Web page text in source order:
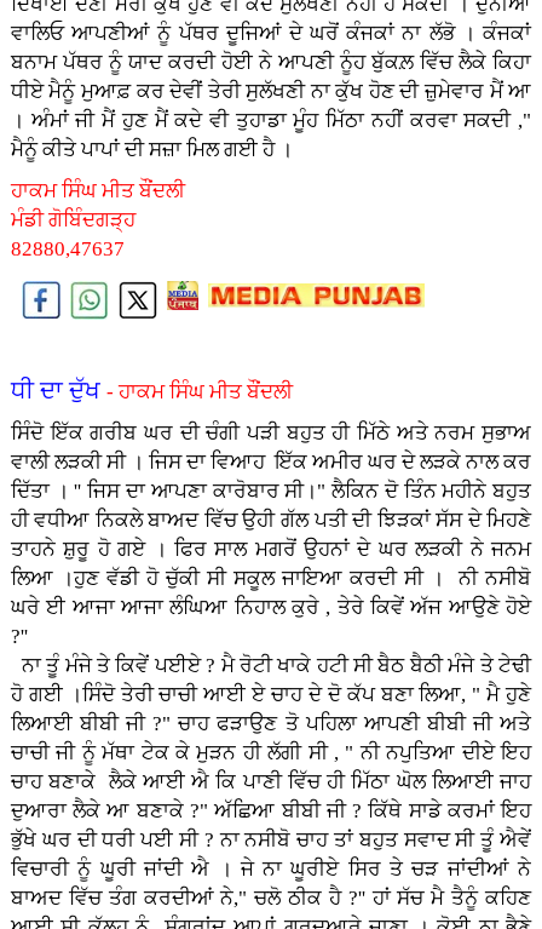
ਵਾਲਿਓ ਆਪਣੀਆਂ ਨੂੰ ਪੱਥਰ ਦੂਜਿਆਂ ਦੇ ਘਰੋਂ ਕੰਜਕਾਂ ਨਾ ਲੱਭੋ । ਕੰਜਕਾਂ
ਬਨਾਮ ਪੱਥਰ ਨੂੰ ਯਾਦ ਕਰਦੀ ਹੋਈ ਨੇ ਆਪਣੀ ਨੂੰਹ ਬੁੱਕਲ਼ ਵਿੱਚ ਲੈਕੇ ਕਿਹਾ
ਧੀਏ ਮੈਨੂੰ ਮੁਆਫ਼ ਕਰ ਦੇਵੀਂ ਤੇਰੀ ਸੁਲੱਖਣੀ ਨਾ ਕੁੱਖ ਹੋਣ ਦੀ ਜ਼ੁਮੇਵਾਰ ਮੈਂ ਆ
। ਅੰਮਾਂ ਜੀ ਮੈਂ ਹੁਣ ਮੈਂ ਕਦੇ ਵੀ ਤੁਹਾਡਾ ਮੂੰਹ ਮਿੱਠਾ ਨਹੀਂ ਕਰਵਾ ਸਕਦੀ ,"
ਮੈਨੂੰ ਕੀਤੇ ਪਾਪਾਂ ਦੀ ਸਜ਼ਾ ਮਿਲ ਗਈ ਹੈ ।
ਹਾਕਮ ਸਿੰਘ ਮੀਤ ਬੌਂਦਲੀ
ਮੰਡੀ ਗੋਬਿੰਦਗੜ੍ਹ
82880,47637
ਧੀ ਦਾ ਦੁੱਖ - ਹਾਕਮ ਸਿੰਘ ਮੀਤ ਬੌਂਦਲੀ
ਸਿੰਦੋ ਇੱਕ ਗਰੀਬ ਘਰ ਦੀ ਚੰਗੀ ਪੜੀ ਬਹੁਤ ਹੀ ਮਿੱਠੇ ਅਤੇ ਨਰਮ ਸੁਭਾਅ
ਵਾਲੀ ਲੜਕੀ ਸੀ । ਜਿਸ ਦਾ ਵਿਆਹ ਇੱਕ ਅਮੀਰ ਘਰ ਦੇ ਲੜਕੇ ਨਾਲ ਕਰ
ਦਿੱਤਾ । '' ਜਿਸ ਦਾ ਆਪਣਾ ਕਾਰੋਬਾਰ ਸੀ।" ਲੈਕਿਨ ਦੋ ਤਿੰਨ ਮਹੀਨੇ ਬਹੁਤ
ਹੀ ਵਧੀਆ ਨਿਕਲੇ ਬਾਅਦ ਵਿੱਚ ਉਹੀ ਗੱਲ ਪਤੀ ਦੀ ਝਿੜਕਾਂ ਸੱਸ ਦੇ ਮਿਹਣੇ
ਤਾਹਨੇ ਸ਼ੁਰੂ ਹੋ ਗਏ । ਫਿਰ ਸਾਲ ਮਗਰੋਂ ਉਹਨਾਂ ਦੇ ਘਰ ਲੜਕੀ ਨੇ ਜਨਮ
ਲਿਆ ।ਹੁਣ ਵੱਡੀ ਹੋ ਚੁੱਕੀ ਸੀ ਸਕੂਲ ਜਾਇਆ ਕਰਦੀ ਸੀ । ਨੀ ਨਸੀਬੋ
ਘਰੇ ਈ ਆਜਾ ਆਜਾ ਲੰਘਿਆ ਨਿਹਾਲ ਕੁਰੇ , ਤੇਰੇ ਕਿਵੇਂ ਅੱਜ ਆਉਣੇ ਹੋਏ
?''
ਨਾ ਤੂੰ ਮੰਜੇ ਤੇ ਕਿਵੇਂ ਪਈਏ ? ਮੈ ਰੋਟੀ ਖਾਕੇ ਹਟੀ ਸੀ ਬੈਠ ਬੈਠੀ ਮੰਜੇ ਤੇ ਟੇਢੀ
ਹੋ ਗਈ ।ਸਿੰਦੋ ਤੇਰੀ ਚਾਚੀ ਆਈ ਏ ਚਾਹ ਦੇ ਦੋ ਕੱਪ ਬਣਾ ਲਿਆ, " ਮੈ ਹੁਣੇ
ਲਿਆਈ ਬੀਬੀ ਜੀ ?" ਚਾਹ ਫੜਾਉਣ ਤੋ ਪਹਿਲਾ ਆਪਣੀ ਬੀਬੀ ਜੀ ਅਤੇ
ਚਾਚੀ ਜੀ ਨੂੰ ਮੱਥਾ ਟੇਕ ਕੇ ਮੁੜਨ ਹੀ ਲੱਗੀ ਸੀ , " ਨੀ ਨਪੁਤਿਆ ਦੀਏ ਇਹ
ਚਾਹ ਬਣਾਕੇ ਲੈਕੇ ਆਈ ਐ ਕਿ ਪਾਣੀ ਵਿੱਚ ਹੀ ਮਿੱਠਾ ਘੋਲ ਲਿਆਈ ਜਾਹ
ਦੁਆਰਾ ਲੈਕੇ ਆ ਬਣਾਕੇ ?" ਅੱਛਿਆ ਬੀਬੀ ਜੀ ? ਕਿੱਥੇ ਸਾਡੇ ਕਰਮਾਂ ਇਹ
ਭੁੱਖੇ ਘਰ ਦੀ ਧਰੀ ਪਈ ਸੀ ? ਨਾ ਨਸੀਬੋ ਚਾਹ ਤਾਂ ਬਹੁਤ ਸਵਾਦ ਸੀ ਤੂੰ ਐਵੇਂ
ਵਿਚਾਰੀ ਨੂੰ ਘੂਰੀ ਜਾਂਦੀ ਐ । ਜੇ ਨਾ ਘੂਰੀਏ ਸਿਰ ਤੇ ਚੜ ਜਾਂਦੀਆਂ ਨੇ
ਬਾਅਦ ਵਿੱਚ ਤੰਗ ਕਰਦੀਆਂ ਨੇ," ਚਲੋ ਠੀਕ ਹੈ ?'' ਹਾਂ ਸੱਚ ਮੈ ਤੈਨੂੰ ਕਹਿਣ